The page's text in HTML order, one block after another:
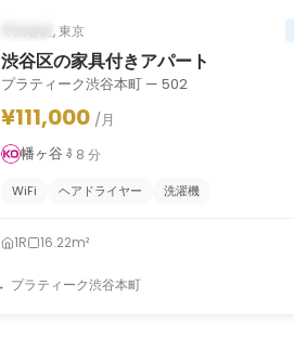
渋谷区, 東京
渋谷区の家具付きアパート
プラティーク渋谷本町 — 502
¥111,000 /月
幡ヶ谷
8 分
WiFi ヘアドライヤー 洗濯機
1R 16.22m²
プラティーク渋谷本町